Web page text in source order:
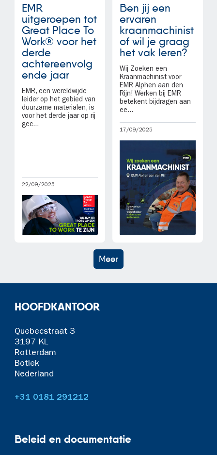
EMR
uitgeroepen tot
Great Place To
Work® voor het
derde
achtereenvolg
ende jaar
EMR, een wereldwijde
leider op het gebied van
duurzame materialen, is
voor het derde jaar op rij
gec...
22/09/2025
Ben jij een
ervaren
kraanmachinist
of wil je graag
het vak leren?
Wij Zoeken een
Kraanmachinist voor
EMR Alphen aan den
Rijn! Werken bij EMR
betekent bijdragen aan
ee...
17/09/2025
Meer
HOOFDKANTOOR
Quebecstraat 3
3197 KL
Rotterdam
Botlek
Nederland
+31 0181 291212
Beleid en documentatie